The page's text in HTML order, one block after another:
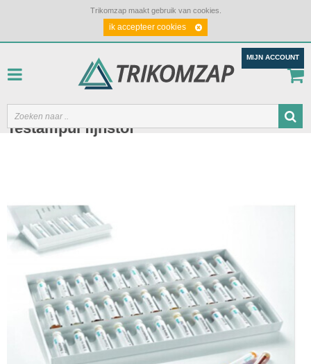
Trikomzap maakt gebruik van cookies.
ik accepteer cookies
MIJN ACCOUNT
Testampul fijnstof